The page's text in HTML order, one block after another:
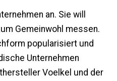
an. Sie will
Gemeinwohl messen.
popularisiert und
Unternehmen
Voelkel und der